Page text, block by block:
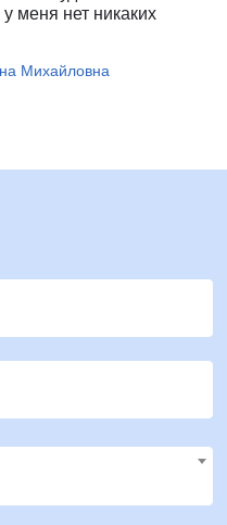
меня нет никаких
Михайловна